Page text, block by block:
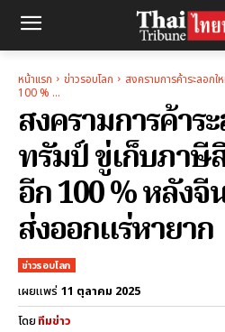
หน้าแรก ข่าวรอบโลก
สงครามการค้าระลอก
100 % ...
สงครามการค้าร
ทรัมป์ ขู่เก็บภา
อีก 100 % หลัง
ส่งออกแร่หายาก
ข่าวรอบโลก
เผยแพร่ 11 ตุลาคม 2025
โดยทีมข่าว